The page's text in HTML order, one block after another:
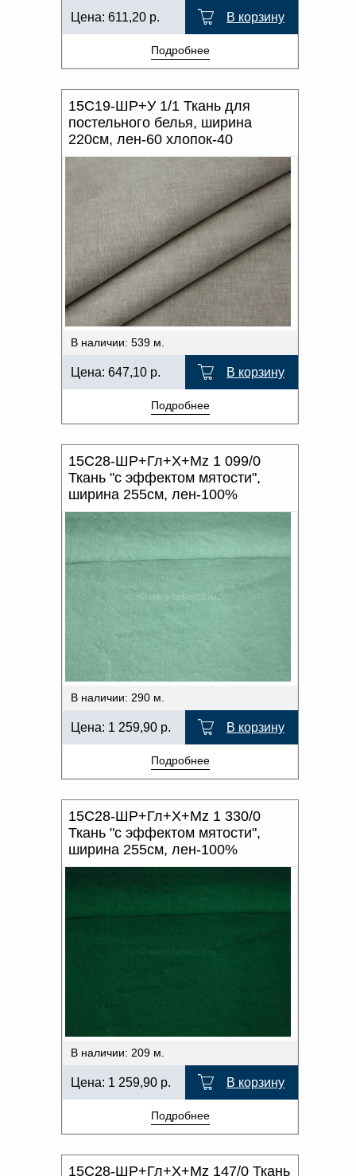
Цена: 611,20 р. В корзину
Подробнее
15С19-ШР+У 1/1 Ткань для
постельного белья, ширина
220см, лен-60 хлопок-40
В наличии: 539 м.
Цена: 647,10 р. В корзину
Подробнее
15С28-ШР+Гл+Х+Мz 1 099/0
Ткань "с эффектом мятости",
ширина 255см, лен-100%
В наличии: 290 м.
Цена: 1 259,90 р. В корзину
Подробнее
15С28-ШР+Гл+Х+Мz 1 330/0
Ткань "с эффектом мятости",
ширина 255см, лен-100%
В наличии: 209 м.
Цена: 1 259,90 р. В корзину
Подробнее
15С28-ШР+Гл+Х+Мz 147/0 Ткань